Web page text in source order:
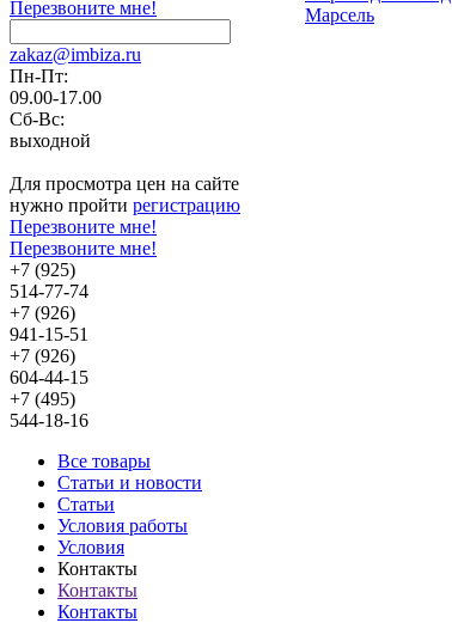
Перезвоните мне!
zakaz@imbiza.ru
Пн-Пт:
09.00-17.00
Сб-Вс:
выходной
Для просмотра цен на сайте
нужно пройти регистрацию
Перезвоните мне!
Перезвоните мне!
+7 (925)
514-77-74
+7 (926)
941-15-51
+7 (926)
604-44-15
+7 (495)
544-18-16
Все товары
Статьи и новости
Статьи
Условия работы
Условия
Контакты
Контакты
Контакты
Марсель